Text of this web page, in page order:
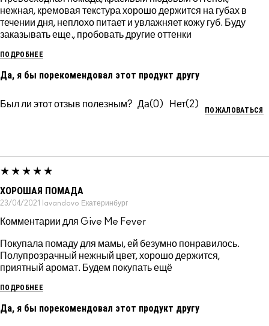
нежная, кремовая текстура хорошо держится на губах в
течении дня, неплохо питает и увлажняет кожу губ. Буду
заказывать еще., пробовать другие оттенки
ПОДРОБНЕЕ
Да, я бы порекомендовал этот продукт другу
Был ли этот отзыв полезным? 0 2
ПОЖАЛОВАТЬСЯ
ХОРОШАЯ ПОМАДА
23/04/2021 lavandovo Екатеринбург
Комментарии для Give Me Fever
Покупала помаду для мамы, ей безумно понравилось.
Полупрозрачный нежный цвет, хорошо держится,
приятный аромат. Будем покупать ещё
ПОДРОБНЕЕ
Да, я бы порекомендовал этот продукт другу